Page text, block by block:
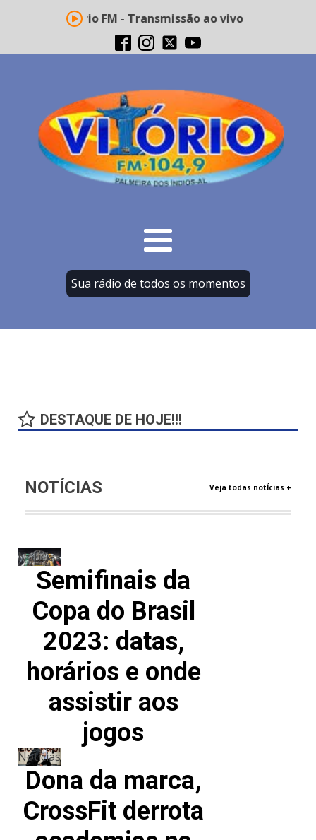
Rádio Vitório FM - Transmissão ao vivo
Sua rádio de todos os momentos
DESTAQUE DE HOJE!!!
NOTÍCIAS Veja todas notÍcias +
Notícias
Semifinais da
Copa do Brasil
2023: datas,
horários e onde
assistir aos
jogos
Notícias
Dona da marca,
CrossFit derrota